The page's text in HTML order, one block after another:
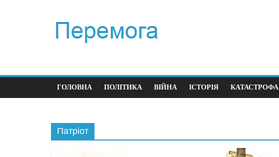
ГОЛОВНА ПОЛІТИКА ВІЙНА ІСТОРІЯ КАТАСТРОФА
Патріот